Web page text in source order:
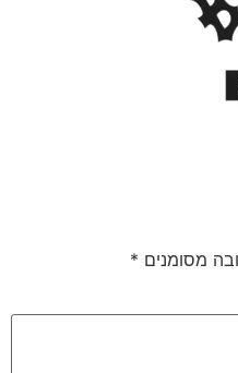
מסומנים *